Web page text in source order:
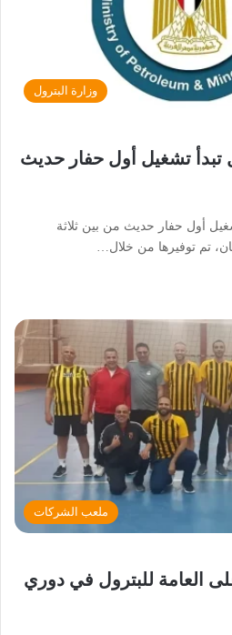
وزارة البترول
تبدأ تشغيل أول حفار حديث
أول حفار حديث من بين ثلاثة
تم توفيرها من خلال…
ملعب الشركات
العامة للبترول في دوري